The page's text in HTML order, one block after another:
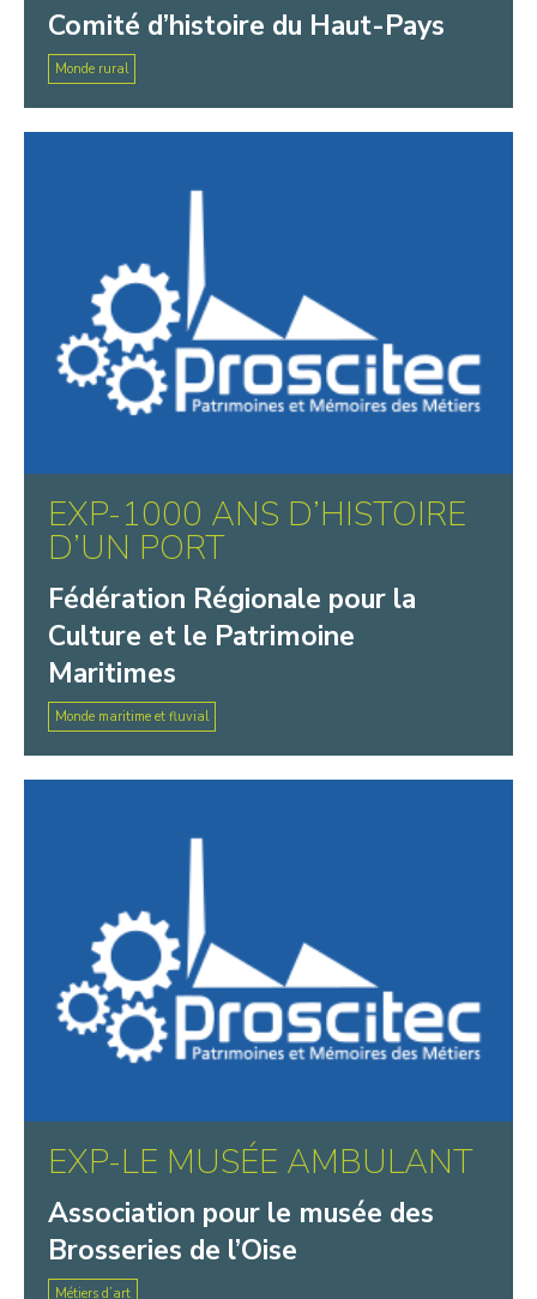
Comité d’histoire du Haut-Pays
Monde rural
EXP-1000 ANS D’HISTOIRE
D’UN PORT
Fédération Régionale pour la
Culture et le Patrimoine
Maritimes
Monde maritime et fluvial
EXP-LE MUSÉE AMBULANT
Association pour le musée des
Brosseries de l’Oise
Métiers d’art